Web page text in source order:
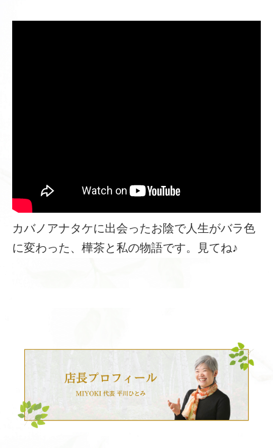
カバノアナタケに出会ったお陰で人生がバラ色
に変わった、樺茶と私の物語です。見てね♪